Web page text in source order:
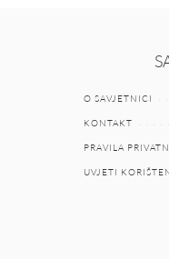
O SAVJETNICI
KONTAKT
PRAVILA
UVJETI